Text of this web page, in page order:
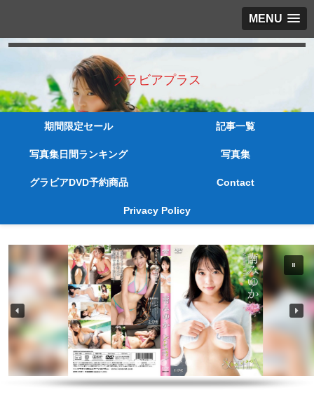
MENU
グラビアプラス
期間限定セール 記事一覧
写真集日間ランキング 写真集
グラビアDVD予約商品 Contact
Privacy Policy